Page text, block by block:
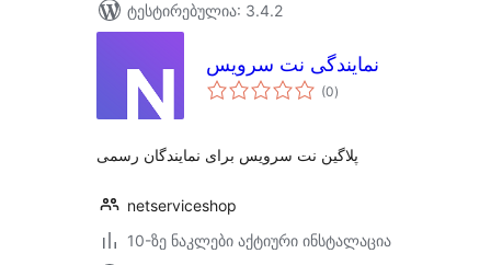
ტესტირებულია: 3.4.2
نمایندگی نت سرویس
(0საერთო
რეიტინგი
)
پلاگین نت سرویس برای نمایندگان رسمی
netserviceshop
10-ზე ნაკლები აქტიური ინსტალაცია